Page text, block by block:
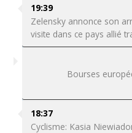
19:39
Zelensky annonce son
visite dans ce pays allié
Bourses
18:37
Cyclisme: Kasia